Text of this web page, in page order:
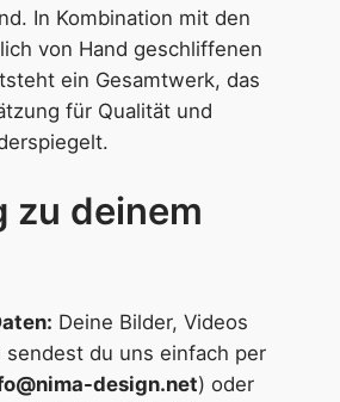
In Kombination mit den
von Hand geschliffenen
ein Gesamtwerk, das
für Qualität und
zu deinem
Deine Bilder, Videos
sendest du uns einfach per
design.net) oder